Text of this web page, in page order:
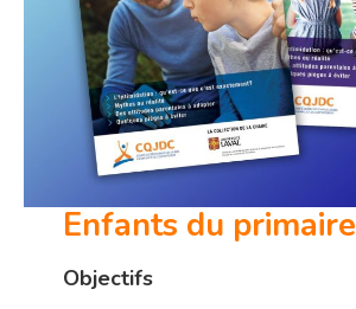
Enfants du primaire
Objectifs